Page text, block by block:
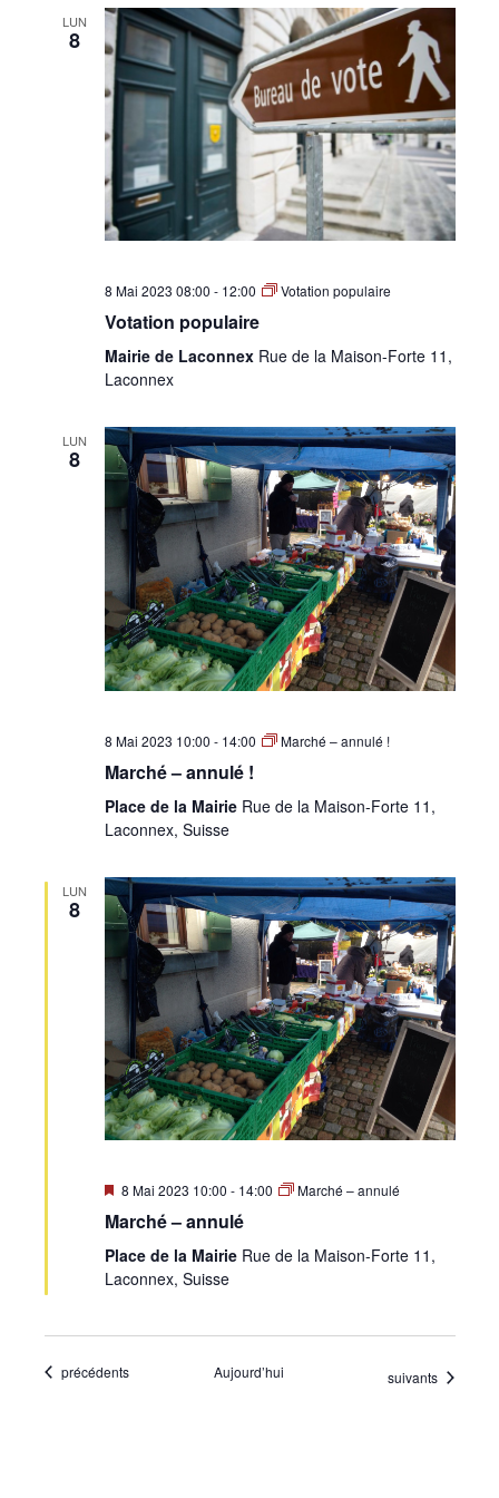
LUN
8
8 Mai 2023 08:00 - 12:00 Votation populaire
Votation populaire
Mairie de Laconnex Rue de la Maison-Forte 11,
Laconnex
LUN
8
8 Mai 2023 10:00 - 14:00 Marché – annulé !
Marché – annulé !
Place de la Mairie Rue de la Maison-Forte 11,
Laconnex, Suisse
LUN
8
Mis
avant
8 Mai 2023 10:00 - 14:00 Marché – annulé
Marché – annulé
Place de la Mairie Rue de la Maison-Forte 11,
Laconnex, Suisse
Évènements
précédents Aujourd’hui Évènements
suivants